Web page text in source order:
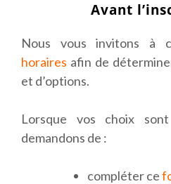
Avant
Nous vous invitons à
horaires afin de
et d’options.
Lorsque vos choix
demandons de :
compléter ce